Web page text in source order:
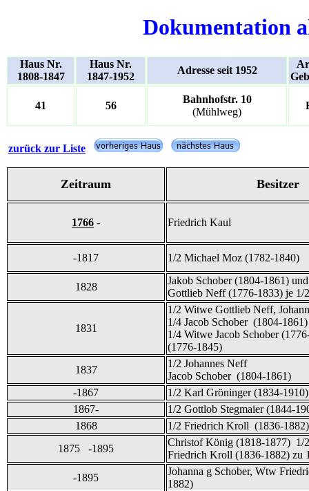
Dokumentation
Haus Nr.
1808-1847
Haus Nr.
1847-1952
Adresse seit 1952
41 56
Bahnhofstr. 10
(Mühlweg)
zurück zur Liste
Zeitraum Besitzer
1766 - Friedrich Kaul
-1817 1/2 Michael Moz (1782-1840)
1828
Jakob Schober (1804-1861) und
Gottlieb Neff (1776-1833) je 1/2
1831
1/2 Witwe Gottlieb Neff,
1/4 Jacob Schober (1804-1861)
1/4 Witwe Jacob Schober
(1776-1845)
1837
1/2 Johannes Neff
Jacob Schober (1804-1861)
-1867
1/2 Karl Gröninger (1834-1910)
1867-
1/2 Gottlob Stegmaier (1844-
1868
1/2 Friedrich Kroll (1836-1882)
1875 -1895
Christof König (1818-1877) 1/2
Friedrich Kroll (1836-1882) zu
-1895
Johanna g Schober, Wtw
1882)